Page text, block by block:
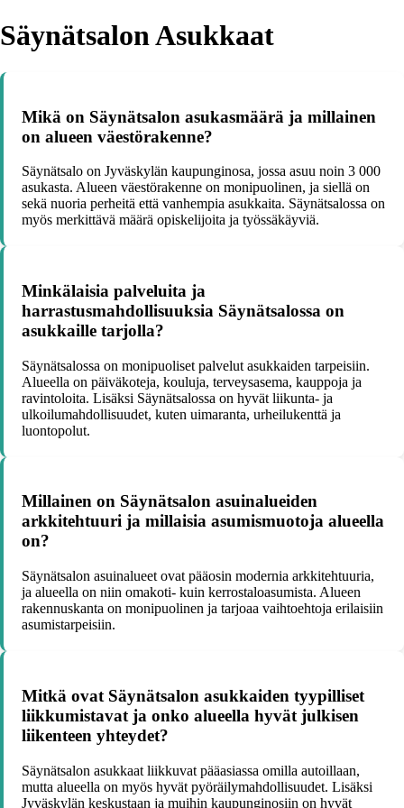
Säynätsalon Asukkaat
Mikä on Säynätsalon asukasmäärä ja millainen
on alueen väestörakenne?
Säynätsalo on Jyväskylän kaupunginosa, jossa asuu noin 3 000
asukasta. Alueen väestörakenne on monipuolinen, ja siellä on
sekä nuoria perheitä että vanhempia asukkaita. Säynätsalossa on
myös merkittävä määrä opiskelijoita ja työssäkäyviä.
Minkälaisia palveluita ja
harrastusmahdollisuuksia Säynätsalossa on
asukkaille tarjolla?
Säynätsalossa on monipuoliset palvelut asukkaiden tarpeisiin.
Alueella on päiväkoteja, kouluja, terveysasema, kauppoja ja
ravintoloita. Lisäksi Säynätsalossa on hyvät liikunta- ja
ulkoilumahdollisuudet, kuten uimaranta, urheilukenttä ja
luontopolut.
Millainen on Säynätsalon asuinalueiden
arkkitehtuuri ja millaisia asumismuotoja alueella
on?
Säynätsalon asuinalueet ovat pääosin modernia arkkitehtuuria,
ja alueella on niin omakoti- kuin kerrostaloasumista. Alueen
rakennuskanta on monipuolinen ja tarjoaa vaihtoehtoja erilaisiin
asumistarpeisiin.
Mitkä ovat Säynätsalon asukkaiden tyypilliset
liikkumistavat ja onko alueella hyvät julkisen
liikenteen yhteydet?
Säynätsalon asukkaat liikkuvat pääasiassa omilla autoillaan,
mutta alueella on myös hyvät pyöräilymahdollisuudet. Lisäksi
Jyväskylän keskustaan ja muihin kaupunginosiin on hyvät